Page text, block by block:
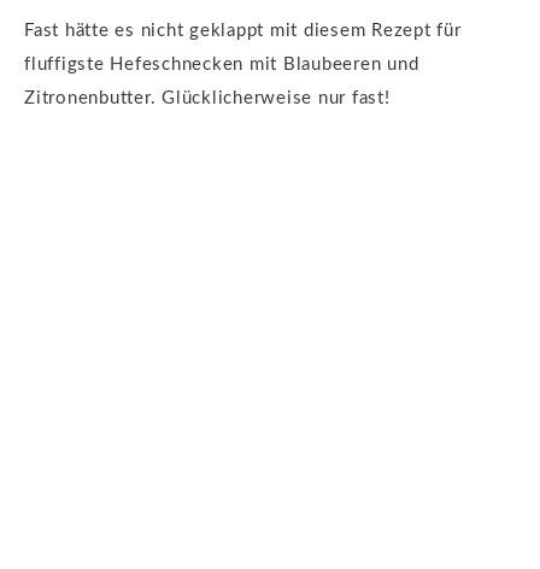
Fast hätte es nicht geklappt mit diesem Rezept für
fluffigste Hefeschnecken mit Blaubeeren und
Zitronenbutter. Glücklicherweise nur fast!